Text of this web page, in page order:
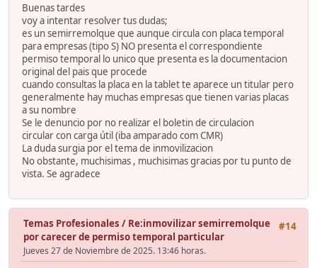
Buenas tardes
voy a intentar resolver tus dudas;
es un semirremolque que aunque circula con placa temporal
para empresas (tipo S) NO presenta el correspondiente
permiso temporal lo unico que presenta es la documentacion
original del pais que procede
cuando consultas la placa en la tablet te aparece un titular pero
generalmente hay muchas empresas que tienen varias placas
a su nombre
Se le denuncio por no realizar el boletin de circulacion
circular con carga útil (iba amparado com CMR)
La duda surgia por el tema de inmovilizacion
No obstante, muchisimas , muchisimas gracias por tu punto de
vista. Se agradece
#14
Temas Profesionales / Re:inmovilizar semirremolque
por carecer de permiso temporal particular
Jueves 27 de Noviembre de 2025. 13:46 horas.